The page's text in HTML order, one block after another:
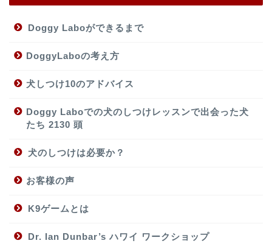
Doggy Laboができるまで
DoggyLaboの考え方
犬しつけ10のアドバイス
Doggy Laboでの犬のしつけレッスンで出会った犬
たち 2130 頭
犬のしつけは必要か？
お客様の声
K9ゲームとは
Dr. Ian Dunbar’s ハワイ ワークショップ